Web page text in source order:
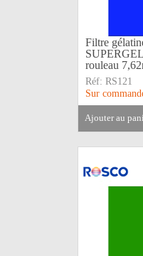
Filtre
rouleau
Réf: RS121
Sur
ajouter au